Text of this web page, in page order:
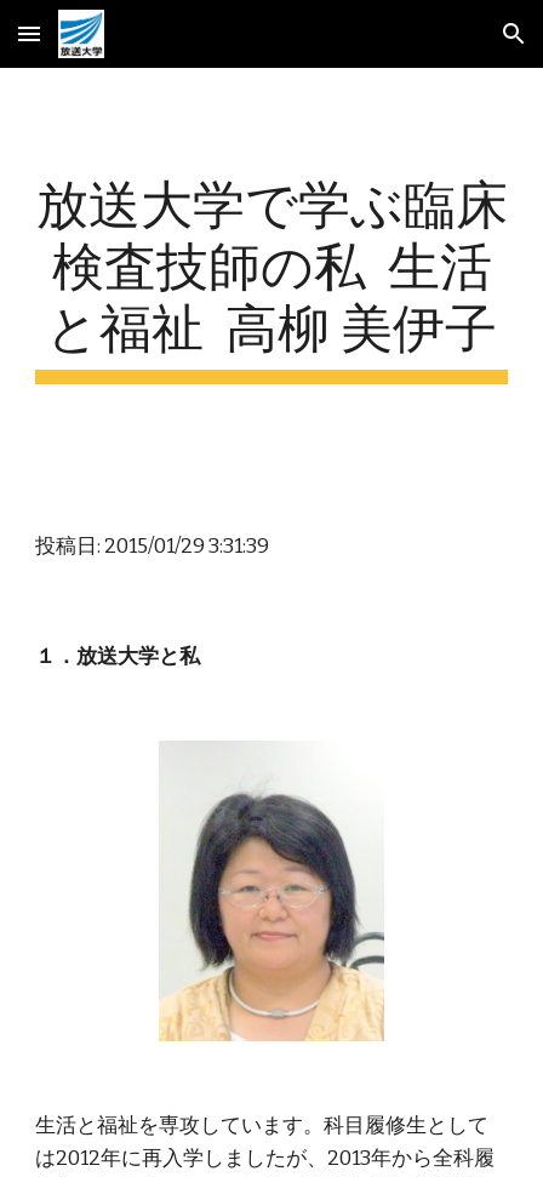
Skip to main content Skip to navigation
放送大学で学ぶ臨床
検査技師の私  生活
と福祉  高柳 美伊子
投稿日: 2015/01/29 3:31:39
１．放送大学と私
生活と福祉を専攻しています。科目履修生として
は2012年に再入学しましたが、2013年から全科履